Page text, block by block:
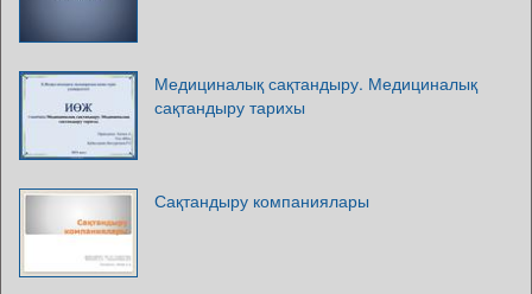
Медициналық сақтандыру. Медициналық
сақтандыру тарихы
Сақтандыру компаниялары